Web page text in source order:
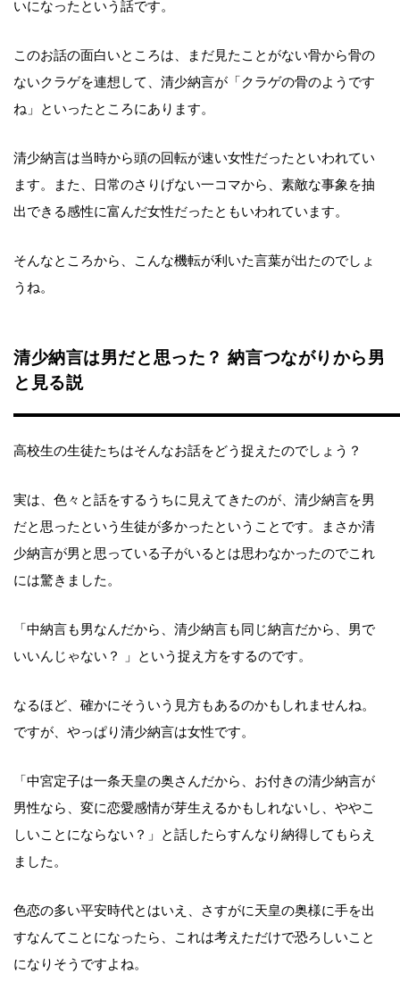
いになったという話です。
このお話の面白いところは、まだ見たことがない骨から骨の
ないクラゲを連想して、清少納言が「クラゲの骨のようです
ね」といったところにあります。
清少納言は当時から頭の回転が速い女性だったといわれてい
ます。また、日常のさりげない一コマから、素敵な事象を抽
出できる感性に富んだ女性だったともいわれています。
そんなところから、こんな機転が利いた言葉が出たのでしょ
うね。
清少納言は男だと思った？ 納言つながりから男
と見る説
高校生の生徒たちはそんなお話をどう捉えたのでしょう？
実は、色々と話をするうちに見えてきたのが、清少納言を男
だと思ったという生徒が多かったということです。まさか清
少納言が男と思っている子がいるとは思わなかったのでこれ
には驚きました。
「中納言も男なんだから、清少納言も同じ納言だから、男で
いいんじゃない？ 」という捉え方をするのです。
なるほど、確かにそういう見方もあるのかもしれませんね。
ですが、やっぱり清少納言は女性です。
「中宮定子は一条天皇の奥さんだから、お付きの清少納言が
男性なら、変に恋愛感情が芽生えるかもしれないし、ややこ
しいことにならない？」と話したらすんなり納得してもらえ
ました。
色恋の多い平安時代とはいえ、さすがに天皇の奥様に手を出
すなんてことになったら、これは考えただけで恐ろしいこと
になりそうですよね。